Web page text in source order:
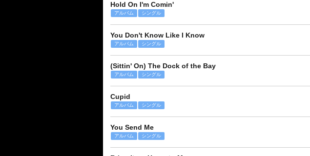
Hold On I'm Comin'
アルバム シングル
You Don't Know Like I Know
アルバム シングル
(Sittin' On) The Dock of the Bay
アルバム シングル
Cupid
アルバム シングル
You Send Me
アルバム シングル